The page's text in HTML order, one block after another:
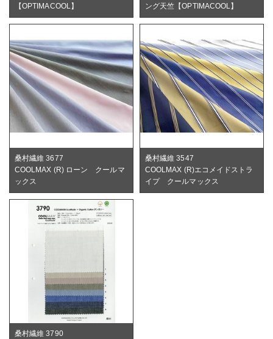
【OPTIMACOOL】
ング天竺【OPTIMACOOL】
桑村繊維 3677
COOLMAX (R) ローン クールマ
ックス
桑村繊維 3547
COOLMAX (R)エコメイドストラ
イプ クールマックス
桑村繊維 3790